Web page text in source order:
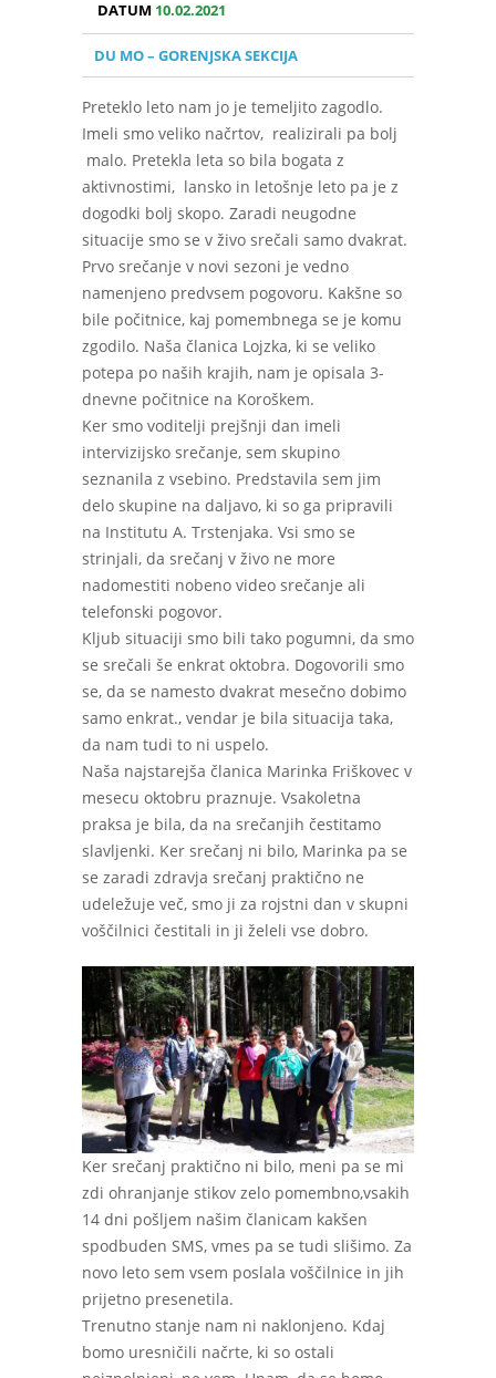
DATUM 10.02.2021
DU MO – GORENJSKA SEKCIJA
Preteklo leto nam jo je temeljito zagodlo.
Imeli smo veliko načrtov, realizirali pa bolj
malo. Pretekla leta so bila bogata z
aktivnostimi, lansko in letošnje leto pa je z
dogodki bolj skopo. Zaradi neugodne
situacije smo se v živo srečali samo dvakrat.
Prvo srečanje v novi sezoni je vedno
namenjeno predvsem pogovoru. Kakšne so
bile počitnice, kaj pomembnega se je komu
zgodilo. Naša članica Lojzka, ki se veliko
potepa po naših krajih, nam je opisala 3-
dnevne počitnice na Koroškem.
Ker smo voditelji prejšnji dan imeli
intervizijsko srečanje, sem skupino
seznanila z vsebino. Predstavila sem jim
delo skupine na daljavo, ki so ga pripravili
na Institutu A. Trstenjaka. Vsi smo se
strinjali, da srečanj v živo ne more
nadomestiti nobeno video srečanje ali
telefonski pogovor.
Kljub situaciji smo bili tako pogumni, da smo
se srečali še enkrat oktobra. Dogovorili smo
se, da se namesto dvakrat mesečno dobimo
samo enkrat., vendar je bila situacija taka,
da nam tudi to ni uspelo.
Naša najstarejša članica Marinka Friškovec v
mesecu oktobru praznuje. Vsakoletna
praksa je bila, da na srečanjih čestitamo
slavljenki. Ker srečanj ni bilo, Marinka pa se
se zaradi zdravja srečanj praktično ne
udeležuje več, smo ji za rojstni dan v skupni
voščilnici čestitali in ji želeli vse dobro.
Ker srečanj praktično ni bilo, meni pa se mi
zdi ohranjanje stikov zelo pomembno,vsakih
14 dni pošljem našim članicam kakšen
spodbuden SMS, vmes pa se tudi slišimo. Za
novo leto sem vsem poslala voščilnice in jih
prijetno presenetila.
Trenutno stanje nam ni naklonjeno. Kdaj
bomo uresničili načrte, ki so ostali